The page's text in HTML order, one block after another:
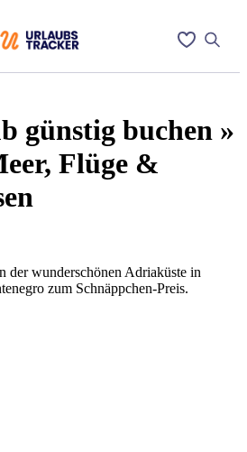
günstig buchen »
Flüge &
der wunderschönen Adriaküste in
zum Schnäppchen-Preis.